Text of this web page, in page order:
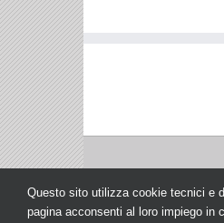
Questo sito utilizza cookie tecnici e
pagina acconsenti al loro impiego in